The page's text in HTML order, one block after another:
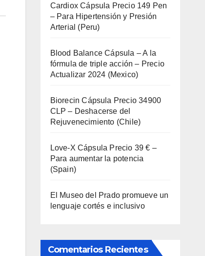
Cardiox Cápsula Precio 149 Pen
– Para Hipertensión y Presión
Arterial (Peru)
Blood Balance Cápsula – A la
fórmula de triple acción – Precio
Actualizar 2024 (Mexico)
Biorecin Cápsula Precio 34900
CLP – Deshacerse del
Rejuvenecimiento (Chile)
Love-X Cápsula Precio 39 € –
Para aumentar la potencia
(Spain)
El Museo del Prado promueve un
lenguaje cortés e inclusivo
Comentarios Recientes